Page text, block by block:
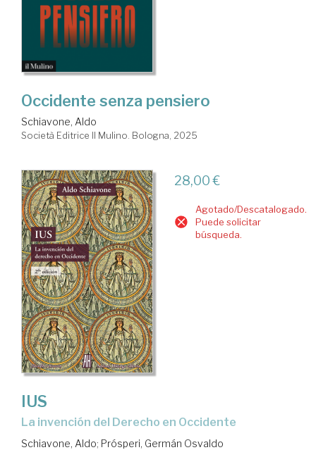
Occidente senza pensiero
Schiavone, Aldo
Società Editrice Il Mulino. Bologna, 2025
28,00 €
Agotado/Descatalogado.
Puede solicitar
búsqueda.
IUS
la invención del Derecho en Occidente
Schiavone, Aldo; Prósperi, Germán Osvaldo